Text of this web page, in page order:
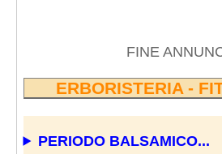
FINE
ERBORISTERIA -
PERIODO BALSAMICO...